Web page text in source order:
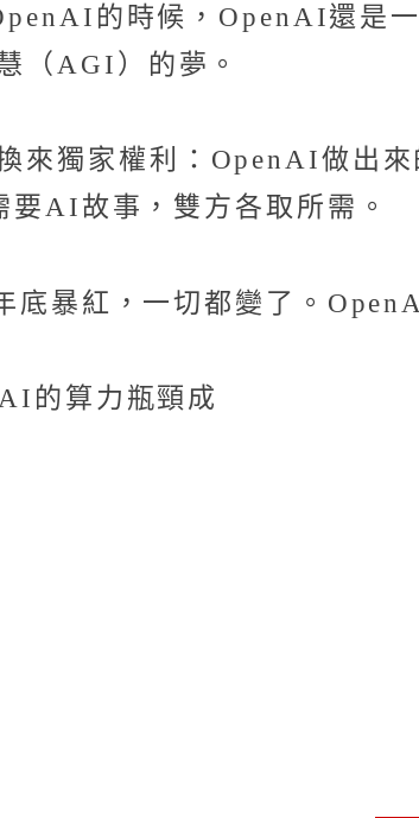
的時候，OpenAI還是
（AGI）的夢。
來獨家權利：OpenAI做出
AI故事，雙方各取所需。
底暴紅，一切都變了。
的算力瓶頸成